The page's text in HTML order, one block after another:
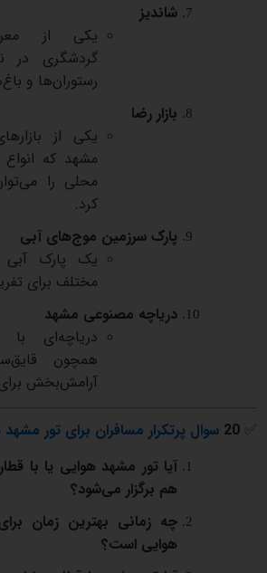
شاندیز
یکی
از
گردشگری
در
رستوران‌ها و
بازار رضا
یکی از
مشهد که انواع
محلی را
کرد.
پارک سرزمین موج‌های آبی
یک پارک آبی
مختلف برای
دریاچه مصنوعی مشهد
دریاچه‌ای
با
همچون
آرامش‌بخش
20 سوال پرتکرار مسافران برای تور مشهد
آیا تور مشهد هوایی یا با
هم برگزار می‌شود؟
چه زمانی بهترین زمان
هوایی است؟